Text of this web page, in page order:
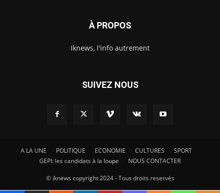
À PROPOS
Iknews, l'info autrement
SUIVEZ NOUS
A LA UNE POLITIQUE ECONOMIE CULTURES
SPORT
GEPI: les candidats à la loupe
NOUS CONTACTER
© iknews copyright 2024 - Tous droits reservés